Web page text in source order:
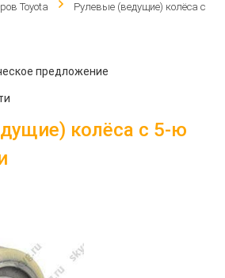
Toyota
Рулевые (ведущие) колёса с
предложение
колёса с 5-ю